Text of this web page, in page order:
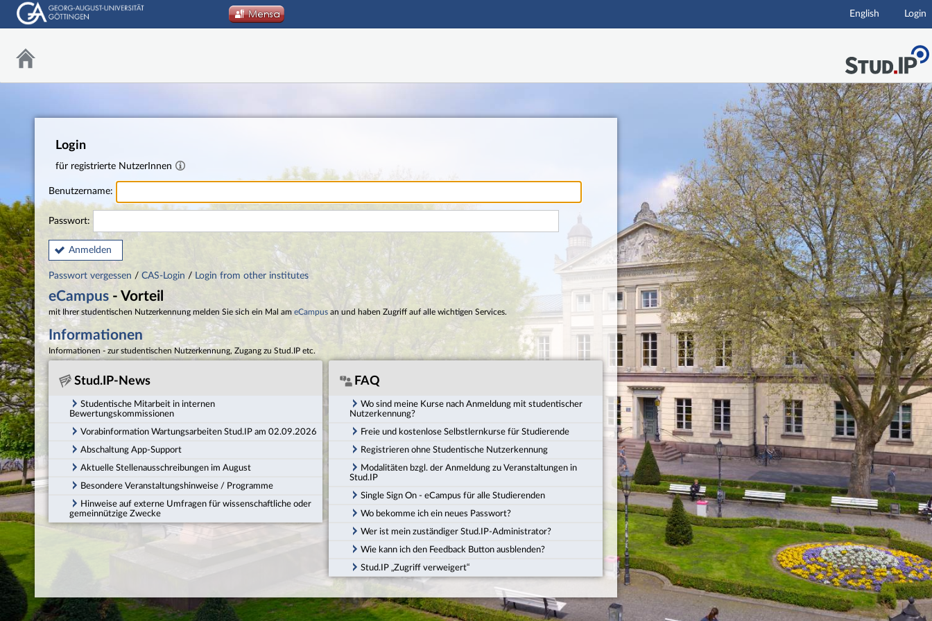
Hauptnavigation
English Login
Login
für registrierte NutzerInnen
Benutzername:
Passwort:
Anmelden
Passwort vergessen / CAS-Login / Login from other institutes
eCampus - Vorteil
mit Ihrer studentischen Nutzerkennung melden Sie sich ein Mal am eCampus an und haben Zugriff auf alle wichtigen Services.
Informationen
Informationen - zur studentischen Nutzerkennung, Zugang zu Stud.IP etc.
Stud.IP-News
Studentische Mitarbeit in internen
Bewertungskommissionen
Vorabinformation Wartungsarbeiten Stud.IP am 02.09.2026
Abschaltung App-Support
Aktuelle Stellenausschreibungen im August
Besondere Veranstaltungshinweise / Programme
Hinweise auf externe Umfragen für wissenschaftliche oder
gemeinnützige Zwecke
FAQ
Wo sind meine Kurse nach Anmeldung mit studentischer
Nutzerkennung?
Freie und kostenlose Selbstlernkurse für Studierende
Registrieren ohne Studentische Nutzerkennung
Modalitäten bzgl. der Anmeldung zu Veranstaltungen in
Stud.IP
Single Sign On - eCampus für alle Studierenden
Wo bekomme ich ein neues Passwort?
Wer ist mein zuständiger Stud.IP-Administrator?
Wie kann ich den Feedback Button ausblenden?
Stud.IP „Zugriff verweigert“